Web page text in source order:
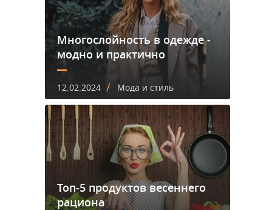
Многослойность в одежде -
модно и практично
12.02.2024 / Мода и стиль
Топ-5 продуктов весеннего
рациона